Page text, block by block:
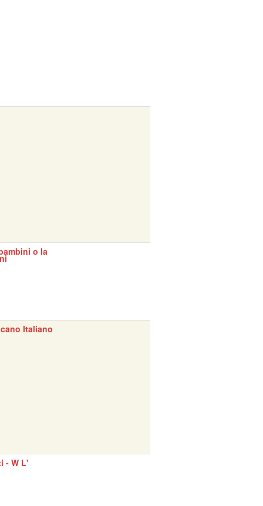
o la
Italiano
- W L'